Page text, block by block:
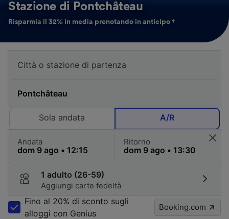
Stazione di Pontchâteau
Risparmia il 32% in media prenotando in anticipo †
Sola andata A/R
Andata Ritorno
1 adulto (26-59)
Aggiungi carte fedeltà
Fino al 20% di sconto sugli
alloggi con Genius
Booking.com